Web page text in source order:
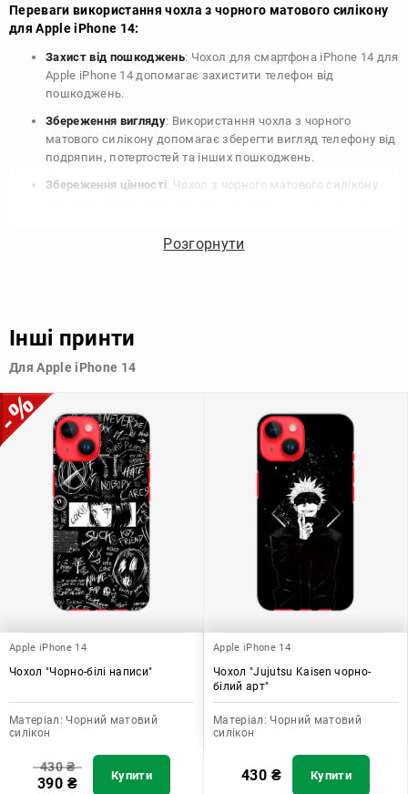
Переваги використання чохла з чорного матового силікону
для Apple iPhone 14:
Захист від пошкоджень: Чохол для смартфона iPhone 14 для
Apple iPhone 14 допомагає захистити телефон від
пошкоджень.
Збереження вигляду: Використання чохла з чорного
матового силікону допомагає зберегти вигляд телефону від
подряпин, потертостей та інших пошкоджень.
Збереження цінності: Чохол з чорного матового силікону
продати свій пристрій в майбутньому.
Узагалі, чохол для телефону - це дуже корисний аксесуар, який
допомагає захистити ваш пристрій, зберегти його цінність і
Розгорнути
Інші принти
Для Apple iPhone 14
Apple iPhone 14
Чохол "Чорно-білі написи"
Матеріал: Чорний матовий
силікон
430₴
390 ₴ Купити
Apple iPhone 14
Чохол "Jujutsu Kaisen чорно-
білий арт"
Матеріал: Чорний матовий
силікон
430 ₴ Купити